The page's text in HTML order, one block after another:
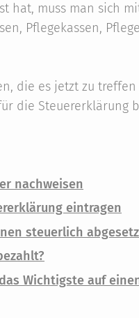
hat, muss man sich
Pflegekassen,
die es jetzt zu
die Steuererklärung
nachweisen
eintragen
steuerlich
Wichtigste auf